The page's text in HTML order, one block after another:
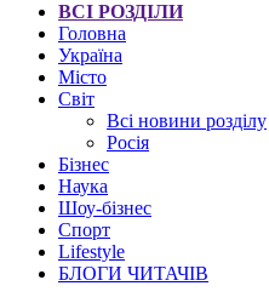
ВСІ РОЗДІЛИ
Головна
Україна
Місто
Світ
Всі новини розділу
Росія
Бізнес
Наука
Шоу-бізнес
Спорт
Lifestyle
БЛОГИ ЧИТАЧІВ